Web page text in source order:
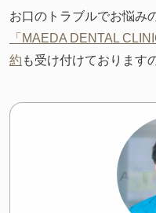
お口のトラブルでお悩み
「MAEDA DENTAL
約 も受け付けております